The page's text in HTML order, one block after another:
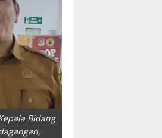
Bidang